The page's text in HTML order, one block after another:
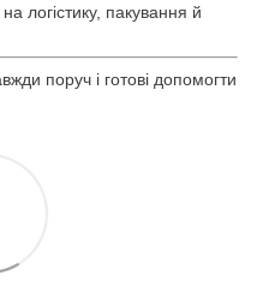
логістику, пакування й
поруч і готові допомогти